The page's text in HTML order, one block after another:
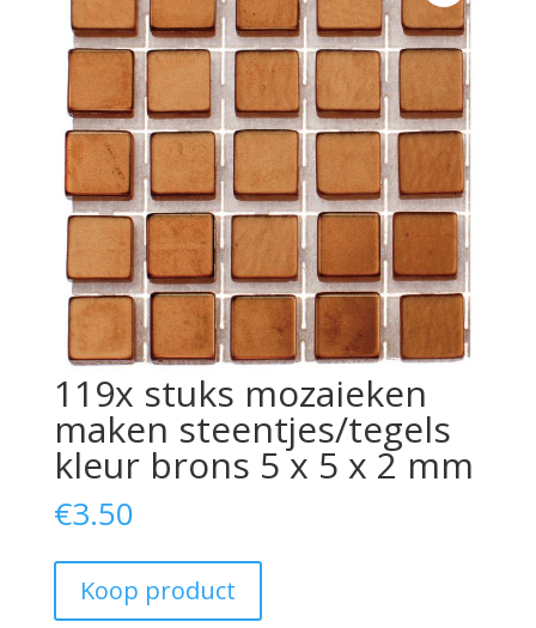
119x stuks mozaieken
maken steentjes/tegels
kleur brons 5 x 5 x 2 mm
€3.50
Koop product